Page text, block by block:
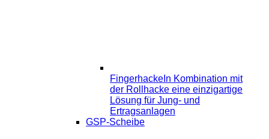
Fingerhacke In Kombination mit
der Rollhacke eine einzigartige
Lösung für Jung- und
Ertragsanlagen
GSP-Scheibe